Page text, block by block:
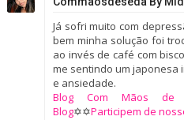
Já sofri muito com
bem minha solução foi
ao invés de café com
me sentindo um japonesa
e ansiedade.
Blog Com Mãos de
Blog✡✡Participem de